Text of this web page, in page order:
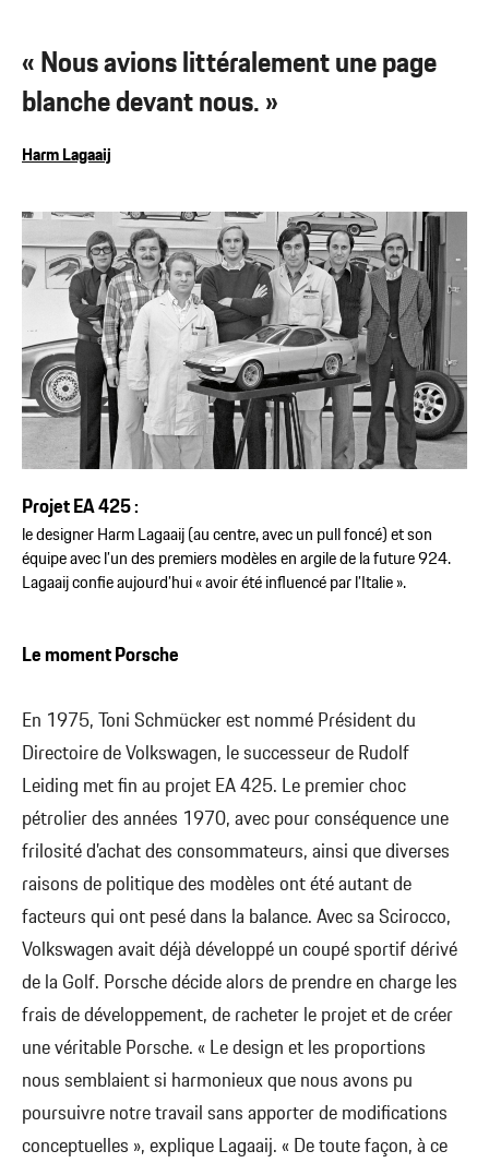
« Nous avions littéralement une page
blanche devant nous. »
Harm Lagaaij
Projet EA 425 :
le designer Harm Lagaaij (au centre, avec un pull foncé) et son
équipe avec l’un des premiers modèles en argile de la future 924.
Lagaaij confie aujourd’hui « avoir été influencé par l’Italie ».
Le moment Porsche
En 1975, Toni Schmücker est nommé Président du
Directoire de Volkswagen, le successeur de Rudolf
Leiding met fin au projet EA 425. Le premier choc
pétrolier des années 1970, avec pour conséquence une
frilosité d’achat des consommateurs, ainsi que diverses
raisons de politique des modèles ont été autant de
facteurs qui ont pesé dans la balance. Avec sa Scirocco,
Volkswagen avait déjà développé un coupé sportif dérivé
de la Golf. Porsche décide alors de prendre en charge les
frais de développement, de racheter le projet et de créer
une véritable Porsche. « Le design et les proportions
nous semblaient si harmonieux que nous avons pu
poursuivre notre travail sans apporter de modifications
conceptuelles », explique Lagaaij. « De toute façon, à ce